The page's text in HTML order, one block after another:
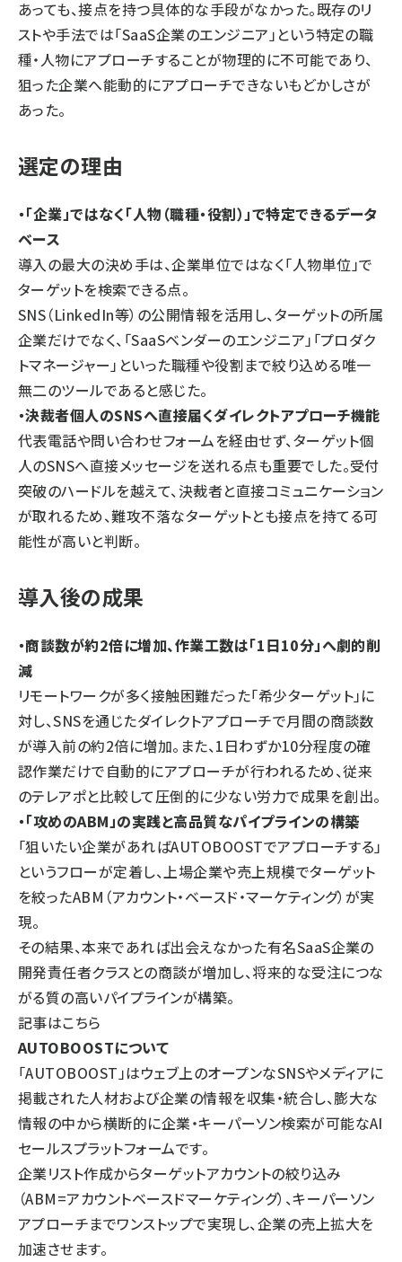
あっても、接点を持つ具体的な手段がなかった。既存のリ
ストや手法では「SaaS企業のエンジニア」という特定の職
種・人物にアプローチすることが物理的に不可能であり、
狙った企業へ能動的にアプローチできないもどかしさが
あった。
選定の理由
・「企業」ではなく「人物（職種・役割）」で特定できるデータ
ベース
導入の最大の決め手は、企業単位ではなく「人物単位」で
ターゲットを検索できる点。
SNS（LinkedIn等）の公開情報を活用し、ターゲットの所属
企業だけでなく、「SaaSベンダーのエンジニア」「プロダク
トマネージャー」といった職種や役割まで絞り込める唯一
無二のツールであると感じた。
・決裁者個人のSNSへ直接届くダイレクトアプローチ機能
代表電話や問い合わせフォームを経由せず、ターゲット個
人のSNSへ直接メッセージを送れる点も重要でした。受付
突破のハードルを越えて、決裁者と直接コミュニケーション
が取れるため、難攻不落なターゲットとも接点を持てる可
能性が高いと判断。
導入後の成果
・商談数が約2倍に増加、作業工数は「1日10分」へ劇的削
減
リモートワークが多く接触困難だった「希少ターゲット」に
対し、SNSを通じたダイレクトアプローチで月間の商談数
が導入前の約2倍に増加。また、1日わずか10分程度の確
認作業だけで自動的にアプローチが行われるため、従来
のテレアポと比較して圧倒的に少ない労力で成果を創出。
・「攻めのABM」の実践と高品質なパイプラインの構築
「狙いたい企業があればAUTOBOOSTでアプローチする」
というフローが定着し、上場企業や売上規模でターゲット
を絞ったABM（アカウント・ベースド・マーケティング）が実
現。
その結果、本来であれば出会えなかった有名SaaS企業の
開発責任者クラスとの商談が増加し、将来的な受注につな
がる質の高いパイプラインが構築。
記事はこちら
AUTOBOOSTについて
「AUTOBOOST」はウェブ上のオープンなSNSやメディアに
掲載された人材および企業の情報を収集・統合し、膨大な
情報の中から横断的に企業・キーパーソン検索が可能なAI
セールスプラットフォームです。
企業リスト作成からターゲットアカウントの絞り込み
（ABM=アカウントベースドマーケティング）、キーパーソン
アプローチまでワンストップで実現し、企業の売上拡大を
加速させます。